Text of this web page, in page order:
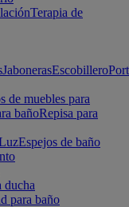
Terapia de
JabonerasEscobillero
de muebles para
bañoRepisa para
Espejos de baño
ducha
para baño